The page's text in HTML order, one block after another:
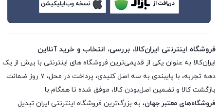
فروشگاه اینترنتی ایران‌کالا، بررسی، انتخاب و خرید آنلاین
ایران‌کالا به عنوان یکی از قدیمی‌ترین فروشگاه های اینترنتی با بیش از یک
دهه تجربه، با پایبندی به سه اصل کلیدی، پرداخت در محل، ۷ روز ضمانت
بازگشت کالا و تضمین اصل‌بودن کالا، موفق شده تا همگام با
فروشگاه‌های معتبر جهان، به بزرگ‌ترین فروشگاه اینترنتی ایران تبدیل